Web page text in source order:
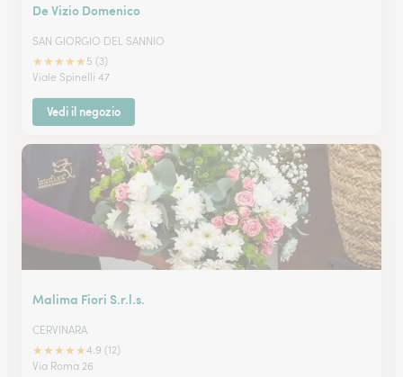
De Vizio Domenico
SAN GIORGIO DEL SANNIO
★★★★★ 5 (3)
Viale Spinelli 47
Vedi il negozio
Malima Fiori S.r.l.s.
CERVINARA
★★★★★4.9 (12)
Via Roma 26